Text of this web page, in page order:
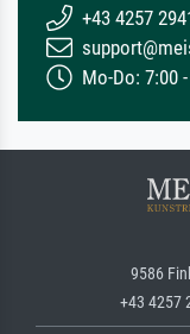
+43 4257
Mo-Do: 7:00
9586
+43 4257